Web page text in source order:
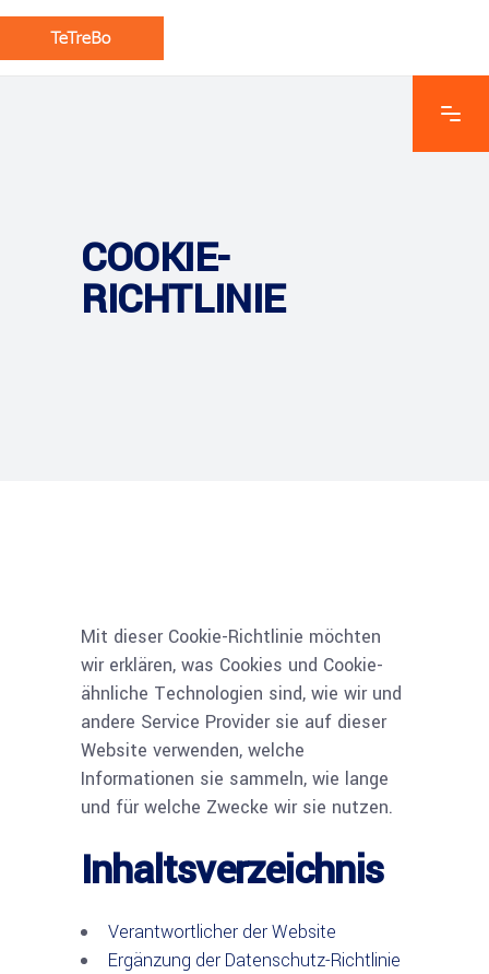
COOKIE-
RICHTLINIE
Mit dieser Cookie-Richtlinie möchten
wir erklären, was Cookies und Cookie-
ähnliche Technologien sind, wie wir und
andere Service Provider sie auf dieser
Website verwenden, welche
Informationen sie sammeln, wie lange
und für welche Zwecke wir sie nutzen.
Inhaltsverzeichnis
Verantwortlicher der Website
Ergänzung der Datenschutz-Richtlinie